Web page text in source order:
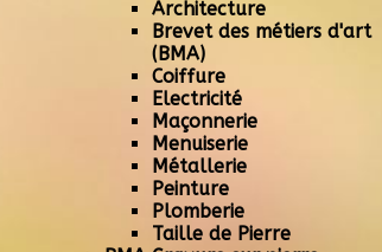
Architecture
Brevet des métiers d'art
(BMA)
Coiffure
Electricité
Maçonnerie
Menuiserie
Métallerie
Peinture
Plomberie
Taille de Pierre